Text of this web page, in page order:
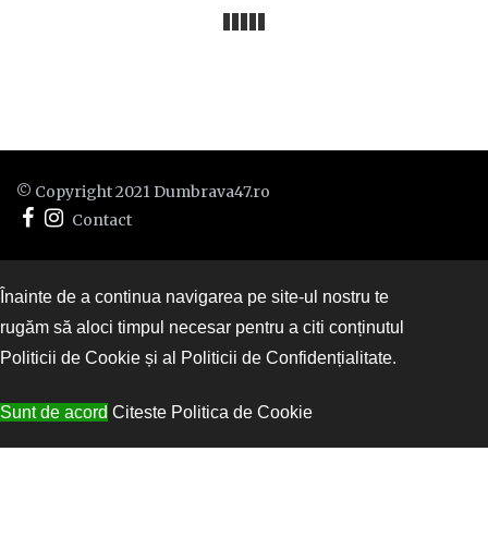
© Copyright 2021 Dumbrava47.ro
Contact
Înainte de a continua navigarea pe site-ul nostru te
rugăm să aloci timpul necesar pentru a citi conținutul
Politicii de Cookie și al Politicii de Confidențialitate.
Sunt de acord Citeste Politica de Cookie